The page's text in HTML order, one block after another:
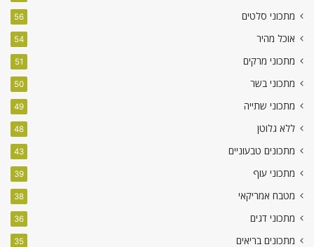
מתכוני סלטים 56
אוכל מהיר 54
מתכוני מרקים 51
מתכוני בשר 50
מתכוני שתייה 49
ללא גלוטן 48
מתכונים טבעוניים 43
מתכוני עוף 39
מטבח אמריקאי 38
מתכוני דגים 36
מתכונים בריאים 35